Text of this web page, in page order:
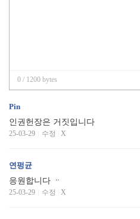
0 / 1200 bytes
Pin
인권헌장은 거짓입니다
25-03-29 수정 X
연펑균
응원합니다 ᆢ
25-03-29 수정 X